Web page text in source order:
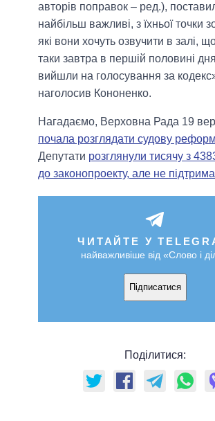
авторів поправок – ред.),
найбільш важливі, з їхньої точки
які вони хочуть озвучити в залі,
таки завтра в першій половині
вийшли на голосування за
наголосив Кононенко.
Нагадаємо, Верховна Рада 19
почала розглядати судову
Депутати розглянули тисячу з
до законопроекту, але не
ЧИТАЙТЕ У
найважливіше від «Слово і
Підписатися
Поділитися: